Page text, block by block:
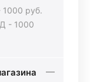
руб.
- 1000